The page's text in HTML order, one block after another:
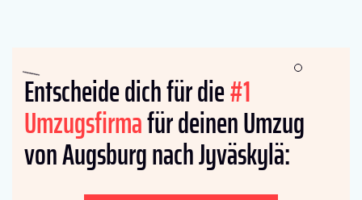
Entscheide dich für die#1
Umzugsfirmafür deinen Umzug
von Augsburg nach Jyväskylä: